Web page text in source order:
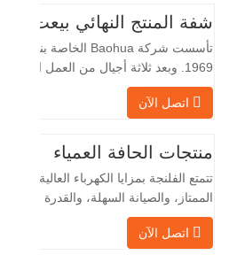
لأن الصناعة المحلية ليست مثالية، فإننا نريد
الاستيراد والتصدير مباشرة مع العملاء
الأجانب،…
شفة المنتج النهائي بيعت
تأسست شركة Baohua الخاصة بنا في عام
1969. وبعد ثلاثة أجيال من العمل الشاق،
السنوي للمطروقات 30,000 طن. بشكل
رئيسي في السيارات والآلات الهيدروليكية
وتوليد طاقة الرياح وقطع…
اتصل الآن
منتجات الحافة العمياء
تتمتع الفلنجة بمزايا الكهرباء العالية، والختم
الممتاز، والصيانة السهلة، والقدرة على
التكيف القوية وقابلية إعادة الاستخدام، مما
يجعلها عاملاً أساسيًا وأساسيًا في نظام
اتصل الآن